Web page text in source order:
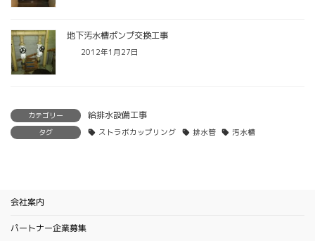
地下汚水槽ポンプ交換工事
2012年1月27日
カテゴリー 給排水設備工事
タグ ストラボカップリング 排水管 汚水槽
会社案内
パートナー企業募集